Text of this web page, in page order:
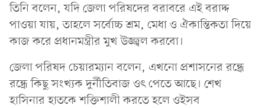
তিনি বলেন, যদি জেলা পরিষদের বরাবরে এই বরাদ্দ
পাওয়া যায়, তাহলে সর্বোচ্চ শ্রম, মেধা ও ঐকান্তিকতা দিয়ে
কাজ করে প্রধানমন্ত্রীর মুখ উজ্জ্বল করবো।
জেলা পরিষদ চেয়ারম্যান বলেন, এখনো প্রশাসনের রন্ধ্রে
রন্ধ্রে কিছু সংখ্যক দুর্নীতিবাজ ওৎ পেতে আছে। শেখ
হাসিনার হাতকে শক্তিশালী করতে হলে ওইসব